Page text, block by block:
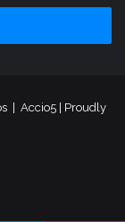
| Accio5| Proudly